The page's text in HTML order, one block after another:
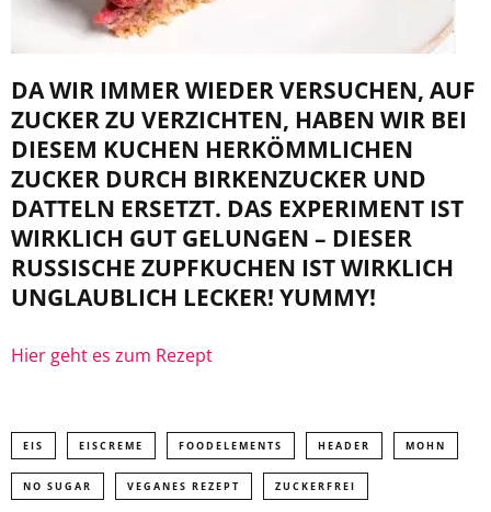
DA WIR IMMER WIEDER VERSUCHEN, AUF
ZUCKER ZU VERZICHTEN, HABEN WIR BEI
DIESEM KUCHEN HERKÖMMLICHEN
ZUCKER DURCH BIRKENZUCKER UND
DATTELN ERSETZT. DAS EXPERIMENT IST
WIRKLICH GUT GELUNGEN – DIESER
RUSSISCHE ZUPFKUCHEN IST WIRKLICH
UNGLAUBLICH LECKER! YUMMY!
Hier geht es zum Rezept
EIS EISCREME FOODELEMENTS HEADER MOHN
NO SUGAR VEGANES REZEPT ZUCKERFREI